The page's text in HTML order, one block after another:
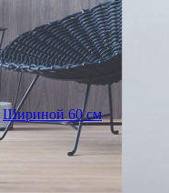
Шириной 60 см